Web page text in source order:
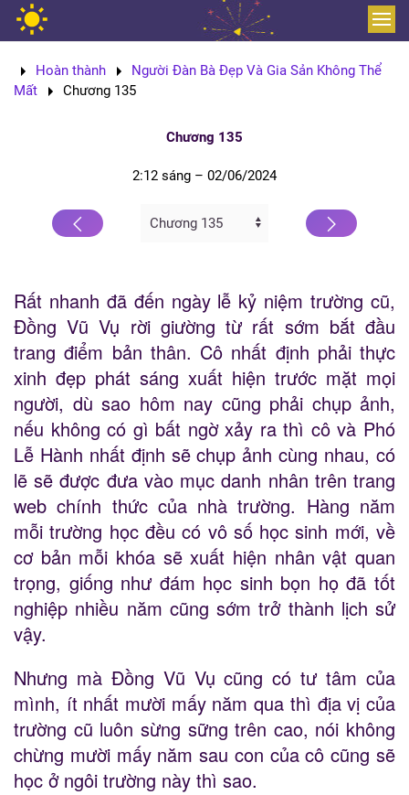
Hoàn thành
Người Đàn Bà Đẹp Và Gia Sản Không Thể
Mất
Chương 135
Chương 135
2:12 sáng – 02/06/2024
Rất nhanh đã đến ngày lễ kỷ niệm trường cũ,
Đồng Vũ Vụ rời giường từ rất sớm bắt đầu
trang điểm bản thân. Cô nhất định phải thực
xinh đẹp phát sáng xuất hiện trước mặt mọi
người, dù sao hôm nay cũng phải chụp ảnh,
nếu không có gì bất ngờ xảy ra thì cô và Phó
Lễ Hành nhất định sẽ chụp ảnh cùng nhau, có
lẽ sẽ được đưa vào mục danh nhân trên trang
web chính thức của nhà trường. Hàng năm
mỗi trường học đều có vô số học sinh mới, về
cơ bản mỗi khóa sẽ xuất hiện nhân vật quan
trọng, giống như đám học sinh bọn họ đã tốt
nghiệp nhiều năm cũng sớm trở thành lịch sử
vậy.
Nhưng mà Đồng Vũ Vụ cũng có tư tâm của
mình, ít nhất mười mấy năm qua thì địa vị của
trường cũ luôn sừng sững trên cao, nói không
chừng mười mấy năm sau con của cô cũng sẽ
học ở ngôi trường này thì sao.